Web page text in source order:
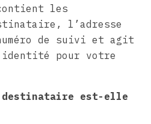
les
l’adresse
de suivi et agit
pour votre
est-elle